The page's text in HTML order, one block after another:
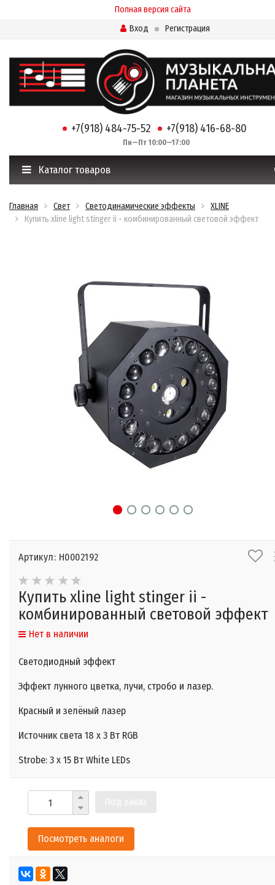
Полная версия сайта
Вход
Регистрация
+7(918) 484-75-52 +7(918) 416-68-80
Пн—Пт 10:00—17:00
Каталог товаров
Главная Свет Светодинамические эффекты
XLINE
Купить xline light stinger ii - комбинированный световой эффект
Артикул: Н0002192
Купить xline light stinger ii -
комбинированный световой эффект
Нет в наличии
Светодиодный эффект
Эффект лунного цветка, лучи, стробо и лазер.
Красный и зелёный лазер
​Источник света 18 х 3 Вт RGB
Strobe: 3 х 15 Вт White LEDs
Посмотреть аналоги